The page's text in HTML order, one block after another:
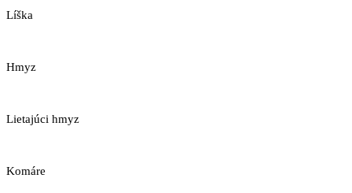
Líška
Hmyz
Lietajúci hmyz
Komáre